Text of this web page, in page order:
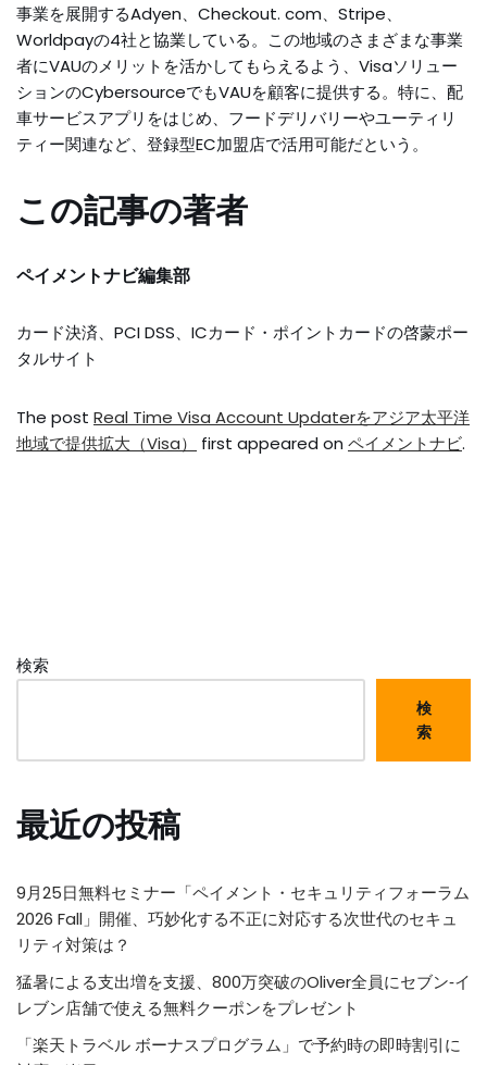
事業を展開するAdyen、Checkout. com、Stripe、
Worldpayの4社と協業している。この地域のさまざまな事業
者にVAUのメリットを活かしてもらえるよう、Visaソリュー
ションのCybersourceでもVAUを顧客に提供する。特に、配
車サービスアプリをはじめ、フードデリバリーやユーティリ
ティー関連など、登録型EC加盟店で活用可能だという。
この記事の著者
ペイメントナビ編集部
カード決済、PCI DSS、ICカード・ポイントカードの啓蒙ポー
タルサイト
The post Real Time Visa Account Updaterをアジア太平洋
地域で提供拡大（Visa）
first appeared on ペイメントナビ.
検索
検
索
最近の投稿
9月25日無料セミナー「ペイメント・セキュリティフォーラム
2026 Fall」開催、巧妙化する不正に対応する次世代のセキュ
リティ対策は？
猛暑による支出増を支援、800万突破のOliver全員にセブン‐イ
レブン店舗で使える無料クーポンをプレゼント
「楽天トラベル ボーナスプログラム」で予約時の即時割引に